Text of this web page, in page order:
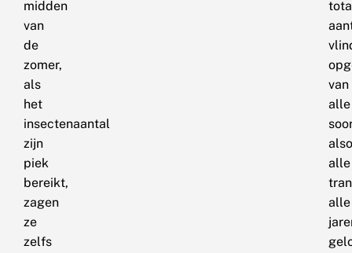
midden
van
de
zomer,
als
het
insectenaantal
zijn
piek
bereikt,
zagen
ze
zelfs
van
alle
alle
alle